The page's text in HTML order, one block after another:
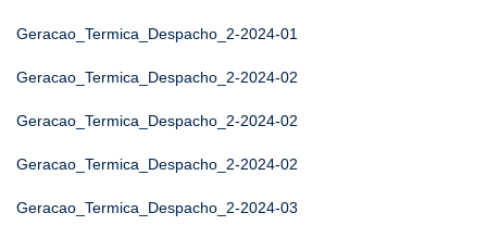
Geracao_Termica_Despacho_2-2024-01
Geracao_Termica_Despacho_2-2024-02
Geracao_Termica_Despacho_2-2024-02
Geracao_Termica_Despacho_2-2024-02
Geracao_Termica_Despacho_2-2024-03